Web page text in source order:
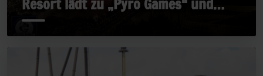
Resort lädt zu „Pyro Games“ und
„Late Rides“